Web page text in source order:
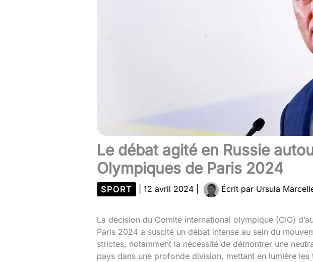
Le débat agité en Russie
Olympiques de Paris 2024
SPORT 12 avril 2024 Écrit par Ursula
La décision du Comité international olympique (CIO)
Paris 2024 a suscité un débat intense au sein du
strictes, notamment la nécessité de démontrer une
pays dans une profonde division, mettant en lumière